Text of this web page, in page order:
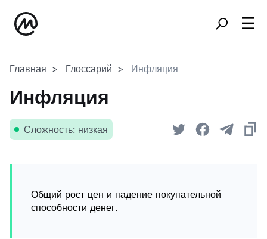
Главная Глоссарий Инфляция
Инфляция
Сложность: низкая
Общий рост цен и падение покупательной
способности денег.